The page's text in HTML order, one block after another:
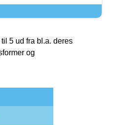
5 ud fra bl.a. deres
og